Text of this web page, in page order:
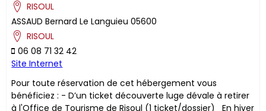
RISOUL
ASSAUD Bernard Le Languieu 05600
RISOUL
06 08 71 32 42
Site Internet
Pour toute réservation de cet hébergement vous
bénéficiez : - D’un ticket découverte luge dévale à retirer
à l'Office de Tourisme de Risoul (1 ticket/dossier) En hiver